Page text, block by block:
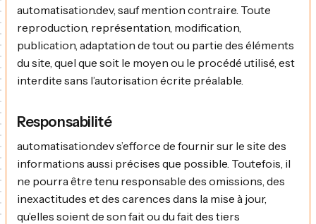
automatisation.dev, sauf mention contraire. Toute
reproduction, représentation, modification,
publication, adaptation de tout ou partie des éléments
du site, quel que soit le moyen ou le procédé utilisé, est
interdite sans l’autorisation écrite préalable.
Responsabilité
automatisation.dev s’efforce de fournir sur le site des
informations aussi précises que possible. Toutefois, il
ne pourra être tenu responsable des omissions, des
inexactitudes et des carences dans la mise à jour,
qu’elles soient de son fait ou du fait des tiers